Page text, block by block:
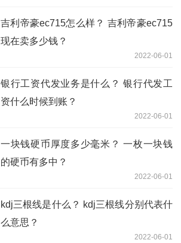
吉利帝豪ec715怎么样？ 吉利帝豪ec715
现在卖多少钱？
2022-06-01
银行工资代发业务是什么？ 银行代发工
资什么时候到账？
2022-06-01
一块钱硬币厚度多少毫米？ 一枚一块钱
的硬币有多中？
2022-06-01
kdj三根线是什么？ kdj三根线分别代表什
么意思？
2022-06-01